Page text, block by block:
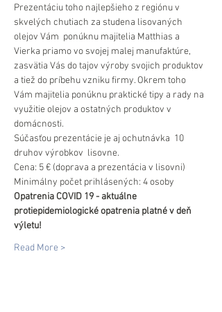
Prezentáciu toho najlepšieho z regiónu v
skvelých chutiach za studena lisovaných
olejov Vám  ponúknu majitelia Matthias a
Vierka priamo vo svojej malej manufaktúre,
zasvätia Vás do tajov výroby svojich produktov
a tiež do príbehu vzniku firmy. Okrem toho
Vám majitelia ponúknu praktické tipy a rady na
využitie olejov a ostatných produktov v
domácnosti.
Súčasťou prezentácie je aj ochutnávka  10
druhov výrobkov  lisovne.
Cena: 5 € (doprava a prezentácia v lisovni)
Minimálny počet prihlásených: 4 osoby
Opatrenia COVID 19 - aktuálne
protiepidemiologické opatrenia platné v deň
výletu!
Read More >